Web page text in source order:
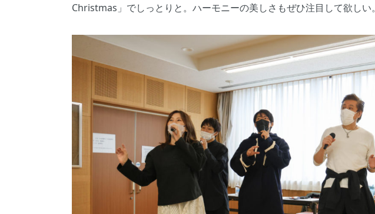
Christmas」でしっとりと。ハーモニーの美しさもぜひ注目して欲しい。